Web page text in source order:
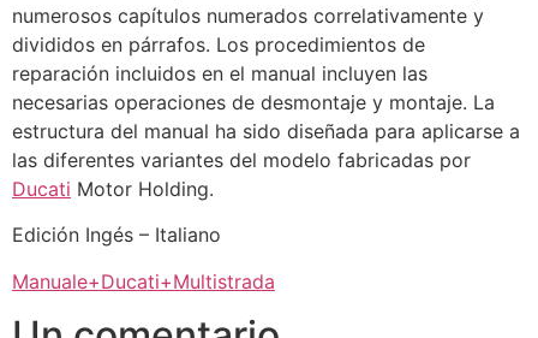
numerosos capítulos numerados correlativamente y
divididos en párrafos. Los procedimientos de
reparación incluidos en el manual incluyen las
necesarias operaciones de desmontaje y montaje. La
estructura del manual ha sido diseñada para aplicarse a
las diferentes variantes del modelo fabricadas por
Ducati Motor Holding.
Edición Ingés – Italiano
Manuale+Ducati+Multistrada